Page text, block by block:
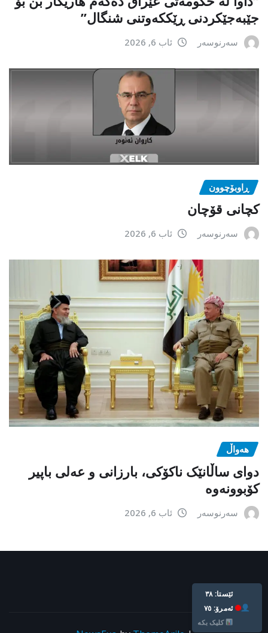
جێبەجێكردنی ڕێككەوتنی شنگال”
سەرنوسەر ئاب 6, 2026
ڕاوبۆچوون
کچانی قۆچان
سەرنوسەر ئاب 6, 2026
هەواڵ
دوای ساڵانێک ناکۆکی، بارزانی و عەلی باپیر
کۆبوونەوە
سەرنوسەر ئاب 6, 2026
ئێستا: ٣٨
ئه‌مرۆ: ٧٥
کلیک بکە